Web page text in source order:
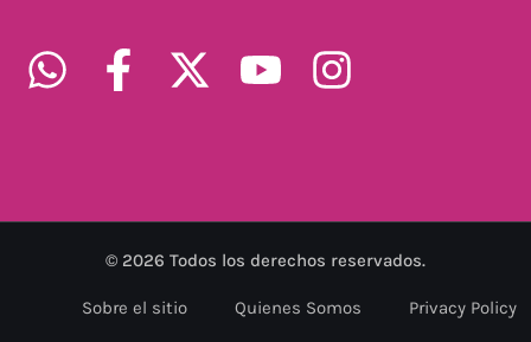
© 2026 Todos los derechos reservados.
Sobre el sitio Quienes Somos Privacy Policy